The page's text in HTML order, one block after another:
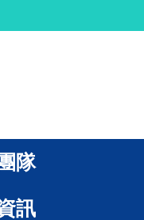
隊
訊